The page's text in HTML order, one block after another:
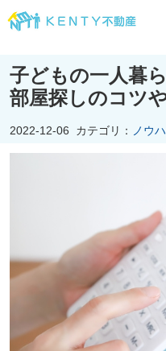
子どもの一人暮
部屋探しのコツ
2022-12-06 カテゴリ： ノウ